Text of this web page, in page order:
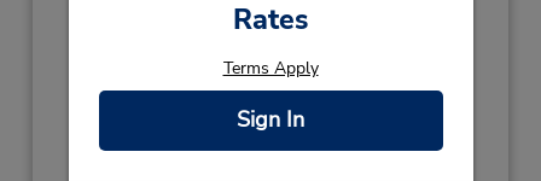
Rates
Terms Apply
Sign In
CHRISTMAS DAYDecember 25 08:00AM
CHRISTMAS HLDYDecember 24 08:00AM
THXGIVING EVENovember 25 08:00AM